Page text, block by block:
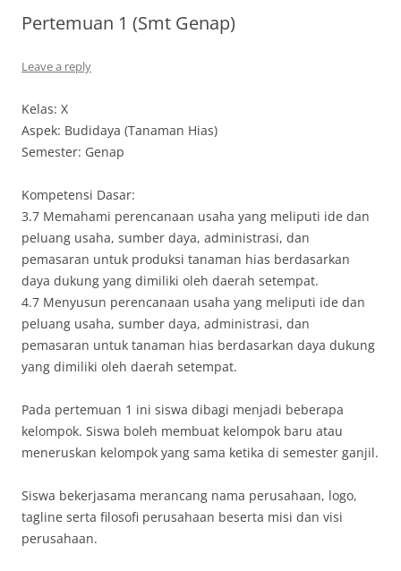
Pertemuan 1 (Smt Genap)
Leave a reply
Kelas: X
Aspek: Budidaya (Tanaman Hias)
Semester: Genap
Kompetensi Dasar:
3.7 Memahami perencanaan usaha yang meliputi ide dan
peluang usaha, sumber daya, administrasi, dan
pemasaran untuk produksi tanaman hias berdasarkan
daya dukung yang dimiliki oleh daerah setempat.
4.7 Menyusun perencanaan usaha yang meliputi ide dan
peluang usaha, sumber daya, administrasi, dan
pemasaran untuk tanaman hias berdasarkan daya dukung
yang dimiliki oleh daerah setempat.
Pada pertemuan 1 ini siswa dibagi menjadi beberapa
kelompok. Siswa boleh membuat kelompok baru atau
meneruskan kelompok yang sama ketika di semester ganjil.
Siswa bekerjasama merancang nama perusahaan, logo,
tagline serta filosofi perusahaan beserta misi dan visi
perusahaan.